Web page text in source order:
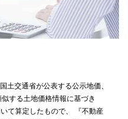
土交通省が公表する公示地価、
する土地価格情報に基づき
いて算定したもので、 『不動産